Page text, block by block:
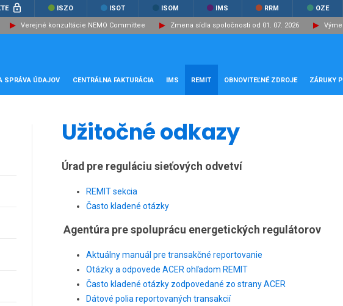
ISZO ISOT ISOM IMS RRM OZE
Verejné konzultácie NEMO Committee Zmena sídla spoločnosti od 01. 07. 2026
SPRÁVA ÚDAJOV CENTRÁLNA FAKTURÁCIA IMS REMIT OBNOVITEĽNÉ ZDROJE ZÁRUKY
Užitočné odkazy
Úrad pre reguláciu sieťových odvetví
REMIT sekcia
Často kladené otázky
Agentúra pre spoluprácu energetických regulátorov
Aktuálny manuál pre transakčné reportovanie
Otázky a odpovede ACER ohľadom REMIT
Často kladené otázky zodpovedané zo strany ACER
Dátové polia reportovaných transakcií